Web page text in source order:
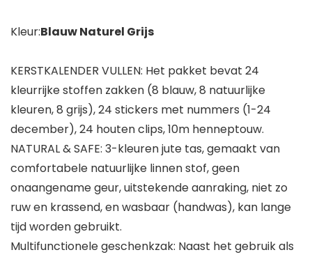
Kleur:Blauw Naturel Grijs
KERSTKALENDER VULLEN: Het pakket bevat 24
kleurrijke stoffen zakken (8 blauw, 8 natuurlijke
kleuren, 8 grijs), 24 stickers met nummers (1-24
december), 24 houten clips, 10m henneptouw.
NATURAL & SAFE: 3-kleuren jute tas, gemaakt van
comfortabele natuurlijke linnen stof, geen
onaangename geur, uitstekende aanraking, niet zo
ruw en krassend, en wasbaar (handwas), kan lange
tijd worden gebruikt.
Multifunctionele geschenkzak: Naast het gebruik als